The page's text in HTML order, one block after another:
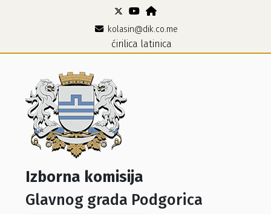
kolasin@dik.co.me
ćirilica latinica
Izborna komisija
Glavnog grada Podgorica